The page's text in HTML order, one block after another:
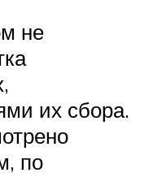
не
их сбора.
по